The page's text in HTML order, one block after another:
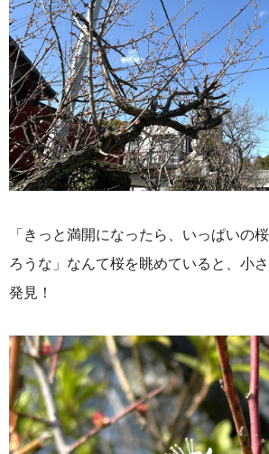
「きっと満開になったら、いっぱいの
ろうな」なんて桜を眺めていると、小
発見！